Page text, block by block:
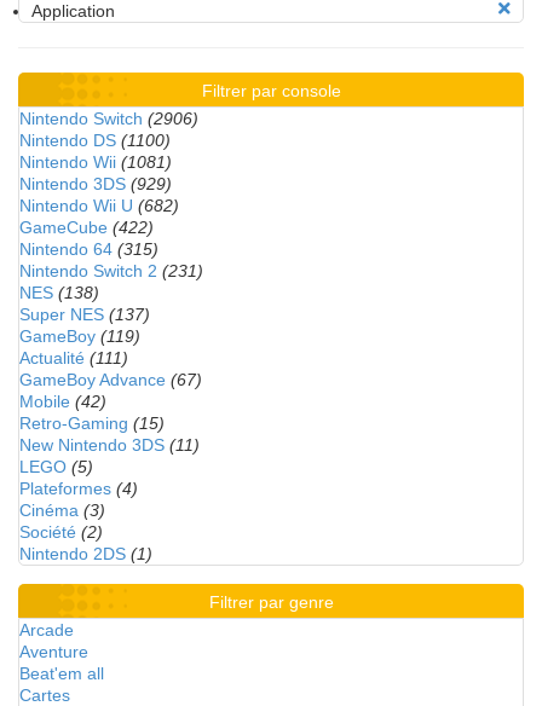
Application
Filtrer par console
Nintendo Switch (2906)
Nintendo DS (1100)
Nintendo Wii (1081)
Nintendo 3DS (929)
Nintendo Wii U (682)
GameCube (422)
Nintendo 64 (315)
Nintendo Switch 2 (231)
NES (138)
Super NES (137)
GameBoy (119)
Actualité (111)
GameBoy Advance (67)
Mobile (42)
Retro-Gaming (15)
New Nintendo 3DS (11)
LEGO (5)
Plateformes (4)
Cinéma (3)
Société (2)
Nintendo 2DS (1)
Filtrer par genre
Arcade
Aventure
Beat'em all
Cartes